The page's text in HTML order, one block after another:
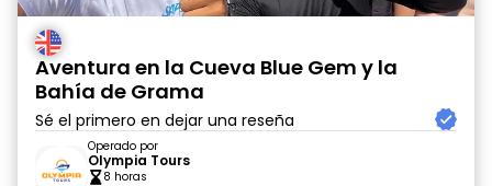
Aventura en la Cueva Blue Gem y la
Bahía de Grama
Sé el primero en dejar una reseña
Operado por
Olympia Tours
8 horas